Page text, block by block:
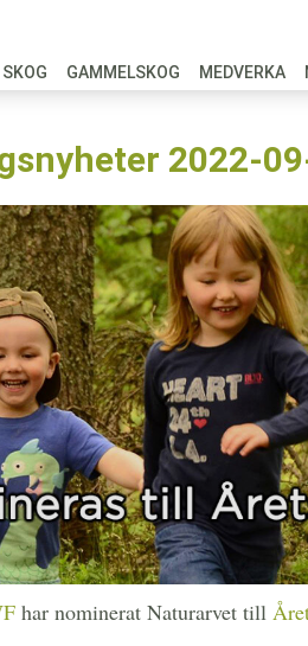
GAMMELSKOG MEDVERKA
2022-
har nominerat Naturarvet till